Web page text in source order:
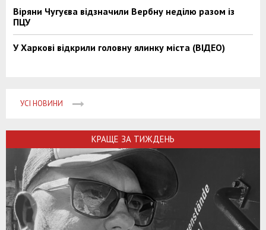
Віряни Чугуєва відзначили Вербну неділю разом із
ПЦУ
У Харкові відкрили головну ялинку міста (ВІДЕО)
УСІ НОВИНИ
КРАЩЕ ЗА ТИЖДЕНЬ